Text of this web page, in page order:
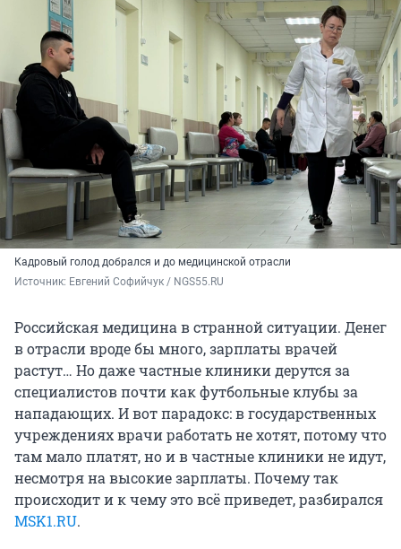
Кадровый голод добрался и до медицинской отрасли
Источник: Евгений Софийчук / NGS55.RU
Российская медицина в странной ситуации. Денег
в отрасли вроде бы много, зарплаты врачей
растут… Но даже частные клиники дерутся за
специалистов почти как футбольные клубы за
нападающих. И вот парадокс: в государственных
учреждениях врачи работать не хотят, потому что
там мало платят, но и в частные клиники не идут,
несмотря на высокие зарплаты. Почему так
происходит и к чему это всё приведет, разбирался
MSK1.RU.